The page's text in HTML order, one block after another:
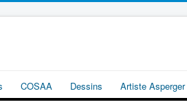
COSAA Dessins Artiste Asperger